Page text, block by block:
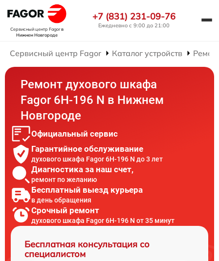
Сервисный центр Fagorв
Нижнем Новгороде
+7 (831) 231-09-76
Ежедневно с 9:00 до 21:00
Сервисный центр Fagor Каталог устройств
Ремонт духового шкафа
Fagor 6H-196 N в Нижнем
Новгороде
Официальный сервис
Гарантийное обслуживание
духового шкафа Fagor 6H-196 N до 3 лет
Диагностика за наш счет,
ремонт по желанию
Бесплатный выезд курьера
в день обращения
Срочный ремонт
духового шкафа Fagor 6H-196 N от 35 минут
Бесплатная консультация со
специалистом